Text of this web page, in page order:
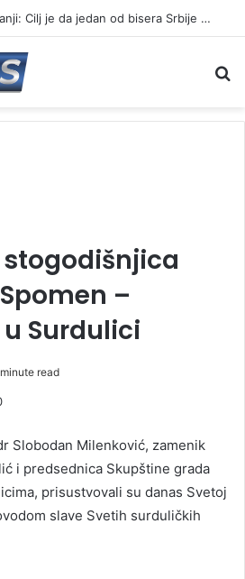
Macut u Vranjskoj Banji: Cilj je da jedan od bisera Srbije postane još jači centar banjskog turizma
–
Surdulici
read
Slobodan Milenković, zamenik
i predsednica Skupštine grada
prisustvovali su danas Svetoj
slave Svetih surduličkih